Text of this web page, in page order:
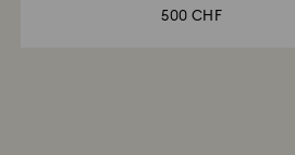
500 CHF